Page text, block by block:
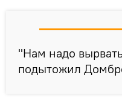
"Нам надо
подытожил